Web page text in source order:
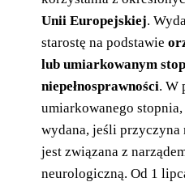
Unii Europejskiej.
starostę na podstawie
lub umiarkowanym
niepełnosprawności. W
umiarkowanego
wydana, jeśli przyczyna
jest związana z
neurologiczną. Od 1